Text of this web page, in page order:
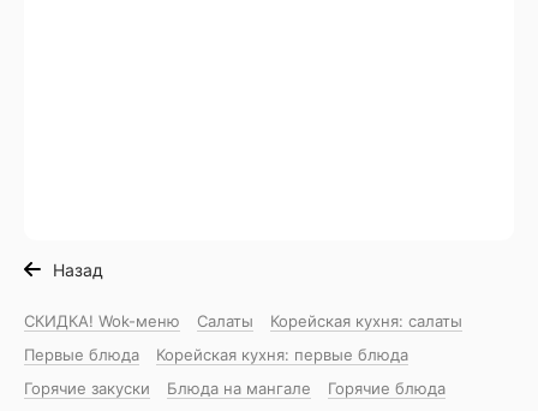
Назад
СКИДКА! Wok-меню Салаты
Корейская кухня: салаты
Первые блюда
Корейская кухня: первые блюда
Горячие закуски
Блюда на мангале
Горячие блюда